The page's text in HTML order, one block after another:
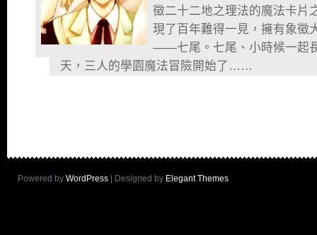
徵二十二地之理法的魔法卡片
現了百年難得一見，擁有象徵
——七尾。七尾、小時候一起
天，三人的學園魔法冒險開始了……
Powered by WordPress | Designed by Elegant Themes